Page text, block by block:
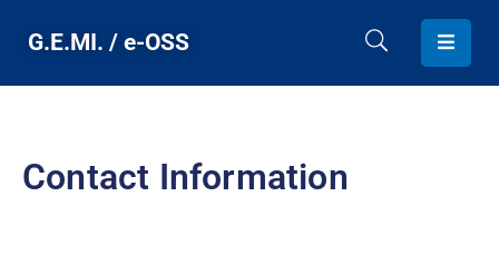
G.E.MI. / e-OSS
Contact Information